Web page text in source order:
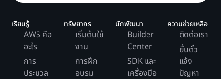
เรียนรู้
AWS คือ
อะไร
การ
ประมวล
ทรัพยากร
เริ่มต้นใช้
งาน
การฝึก
อบรม
นักพัฒนา
Builder
Center
SDK และ
เครื่องมือ
ความช่วยเหลือ
ติดต่อเรา
ยื่นตั๋ว
แจ้ง
ปัญหา